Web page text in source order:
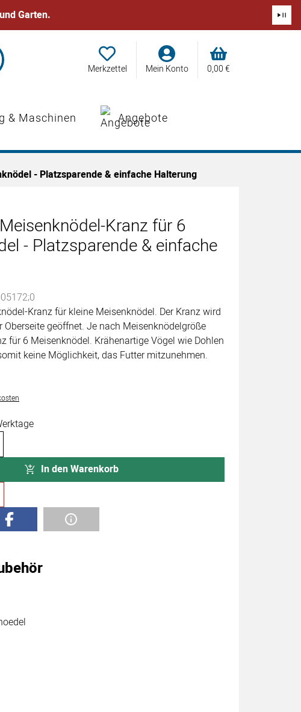
Garten.
Merkzettel Mein Konto 0,00€
& Maschinen Angebote
- Platzsparende & einfache Halterung
Kranz für 6
- Platzsparende & einfache
abgegeben
Kranz für kleine Meisenknödel. Der Kranz wird
Oberseite geöffnet. Je nach Meisenknödelgröße
für 6 Meisenknödel. Krähenartige Vögel wie Dohlen
keine Möglichkeit, das Futter mitzunehmen.
In den Warenkorb